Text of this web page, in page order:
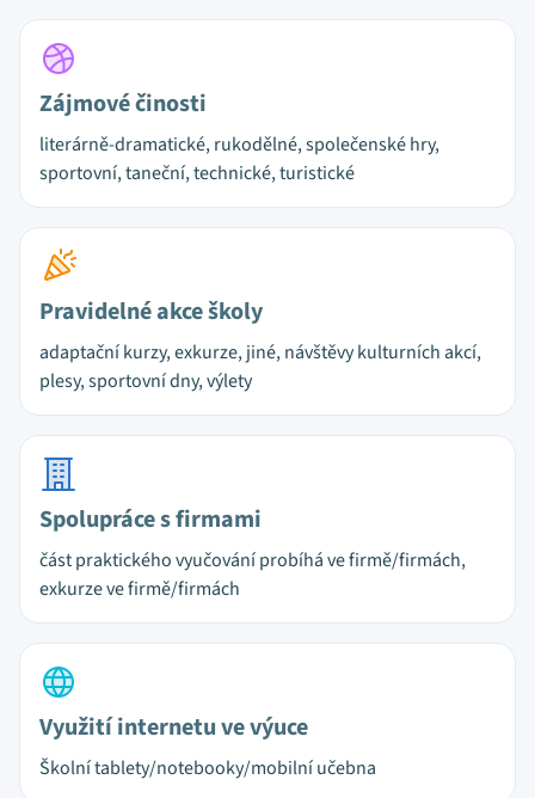
Zájmové činosti
literárně-dramatické, rukodělné, společenské hry,
sportovní, taneční, technické, turistické
Pravidelné akce školy
adaptační kurzy, exkurze, jiné, návštěvy kulturních akcí,
plesy, sportovní dny, výlety
Spolupráce s firmami
část praktického vyučování probíhá ve firmě/firmách,
exkurze ve firmě/firmách
Využití internetu ve výuce
Školní tablety/notebooky/mobilní učebna